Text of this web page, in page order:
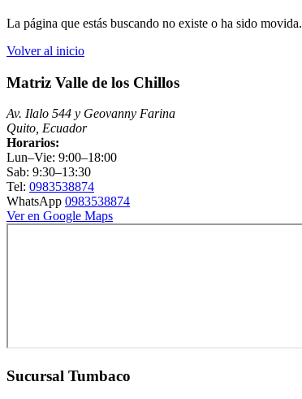
La página que estás buscando no existe o ha sido movida.
Volver al inicio
Matriz Valle de los Chillos
Av. Ilalo 544 y Geovanny Farina
Quito, Ecuador
Horarios:
Lun–Vie: 9:00–18:00
Sab: 9:30–13:30
Tel: 0983538874
WhatsApp 0983538874
Ver en Google Maps
Sucursal Tumbaco